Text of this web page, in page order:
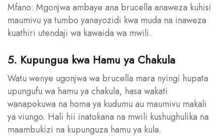
Mfano: Mgonjwa ambaye ana brucella anaweza kuhisi
maumivu ya tumbo yanayozidi kwa muda na inaweza
kuathiri utendaji wa kawaida wa mwili.
5. Kupungua kwa Hamu ya Chakula
Watu wenye ugonjwa wa brucella mara nyingi hupata
upungufu wa hamu ya chakula, hasa wakati
wanapokuwa na homa ya kudumu au maumivu makali
ya viungo. Hali hii inatokana na mwili kushughulika na
maambukizi na kupunguza hamu ya kula.